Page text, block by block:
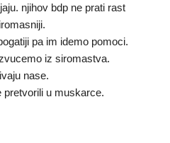
njihov bdp ne prati rast
pa im idemo pomoci.
iz siromastva.
nase.
u muskarce.